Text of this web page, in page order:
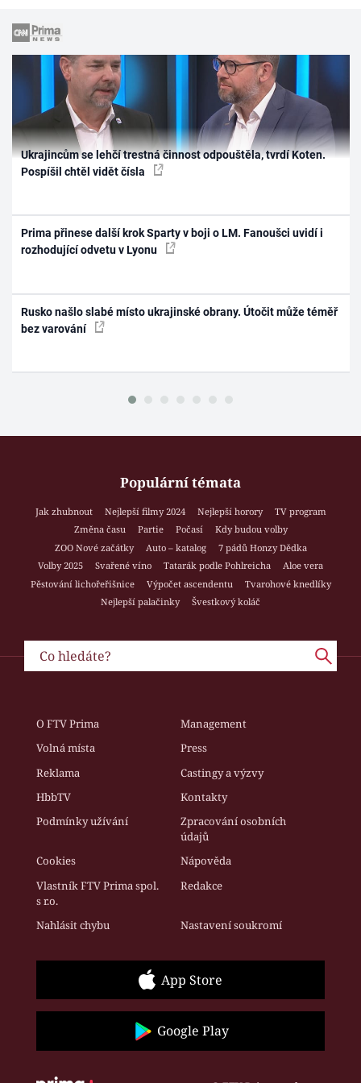
Ukrajincům se lehčí trestná činnost odpouštěla, tvrdí Koten.
Pospíšil chtěl vidět čísla
Prima přinese další krok Sparty v boji o LM. Fanoušci uvidí i
rozhodující odvetu v Lyonu
Rusko našlo slabé místo ukrajinské obrany. Útočit může téměř
bez varování
Populární témata
Jak zhubnout Nejlepší filmy 2024 Nejlepší horory
TV program
Změna času
Partie Počasí
Kdy budou volby
ZOO Nové začátky
Auto – katalog
7 pádů Honzy Dědka
Volby 2025
Svařené víno Tatarák podle Pohlreicha
Aloe vera
Pěstování lichořeřišnice
Výpočet ascendentu
Tvarohové knedlíky
Nejlepší palačinky
Švestkový koláč
O FTV Prima
Management
Volná místa
Press
Reklama
Castingy a výzvy
HbbTV
Kontakty
Podmínky užívání
Zpracování osobních
údajů
Cookies
Nápověda
Vlastník FTV Prima spol.
s r.o.
Redakce
Nahlásit chybu Nastavení soukromí
App Store
Google Play